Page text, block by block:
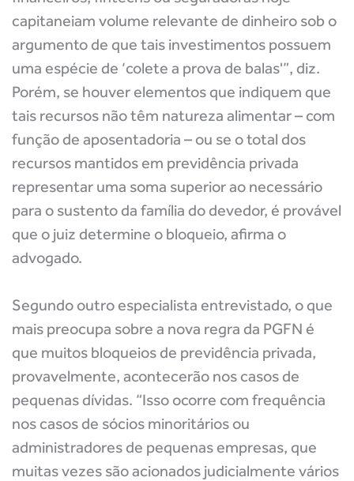
capitaneiam volume relevante de dinheiro sob o
argumento de que tais investimentos possuem
uma espécie de ‘colete a prova de balas'”, diz.
Porém, se houver elementos que indiquem que
tais recursos não têm natureza alimentar – com
função de aposentadoria – ou se o total dos
recursos mantidos em previdência privada
representar uma soma superior ao necessário
para o sustento da família do devedor, é provável
que o juiz determine o bloqueio, afirma o
advogado.
Segundo outro especialista entrevistado, o que
mais preocupa sobre a nova regra da PGFN é
que muitos bloqueios de previdência privada,
provavelmente, acontecerão nos casos de
pequenas dívidas. “Isso ocorre com frequência
nos casos de sócios minoritários ou
administradores de pequenas empresas, que
muitas vezes são acionados judicialmente vários